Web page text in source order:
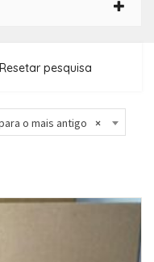
Resetar pesquisa
×
o mais antigo